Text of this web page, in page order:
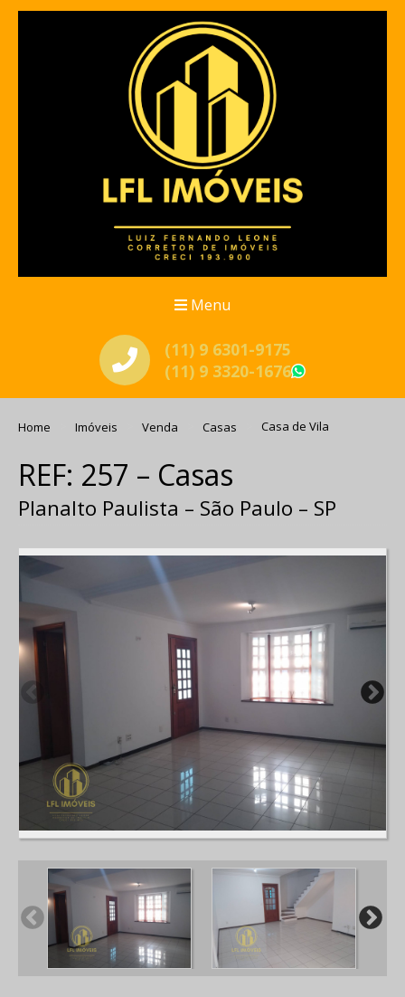
Menu
(11) 9 6301-9175
(11) 9 3320-1676
Home Imóveis Venda Casas Casa de Vila
REF: 257 – Casas
Planalto Paulista – São Paulo – SP